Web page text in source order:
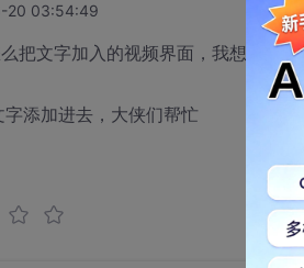
20 03:54:49
把文字加入的视频界面，我想实时
添加进去，大侠们帮忙